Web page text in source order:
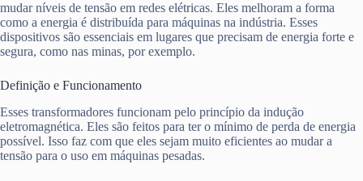
mudar níveis de tensão em redes elétricas. Eles melhoram a forma
como a energia é distribuída para máquinas na indústria. Esses
dispositivos são essenciais em lugares que precisam de energia forte e
segura, como nas minas, por exemplo.
Definição e Funcionamento
Esses transformadores funcionam pelo princípio da indução
eletromagnética. Eles são feitos para ter o mínimo de perda de energia
possível. Isso faz com que eles sejam muito eficientes ao mudar a
tensão para o uso em máquinas pesadas.